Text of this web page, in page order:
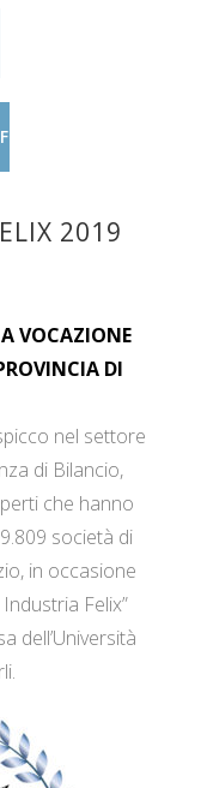
2019
VOCAZIONE
DI
nel settore
di Bilancio,
che hanno
società di
in occasione
Felix”
dell’Università